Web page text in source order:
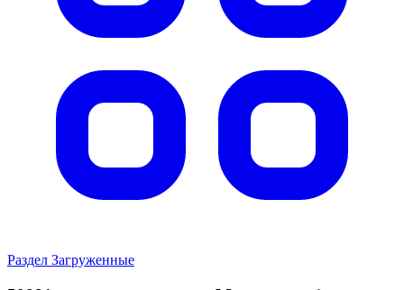
Раздел Загруженные